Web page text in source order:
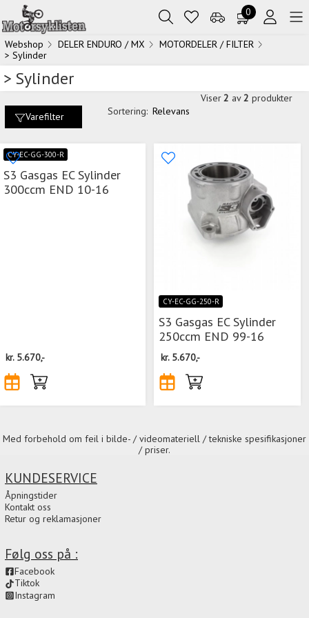
0
Webshop DELER ENDURO / MX
MOTORDELER / FILTER
> Sylinder
> Sylinder
Varefilter Sortering: Relevans
Viser 2 av 2 produkter
CY-EC-GG-300-R
S3 Gasgas EC Sylinder
300ccm END 10-16
kr. 5.670,-
CY-EC-GG-250-R
S3 Gasgas EC Sylinder
250ccm END 99-16
kr. 5.670,-
Med forbehold om feil i bilde- / videomateriell / tekniske spesifikasjoner
/ priser.
Følg oss på :
Facebook
Tiktok
Instagram
KUNDESERVICE
Åpningstider
Kontakt oss
Retur og reklamasjoner